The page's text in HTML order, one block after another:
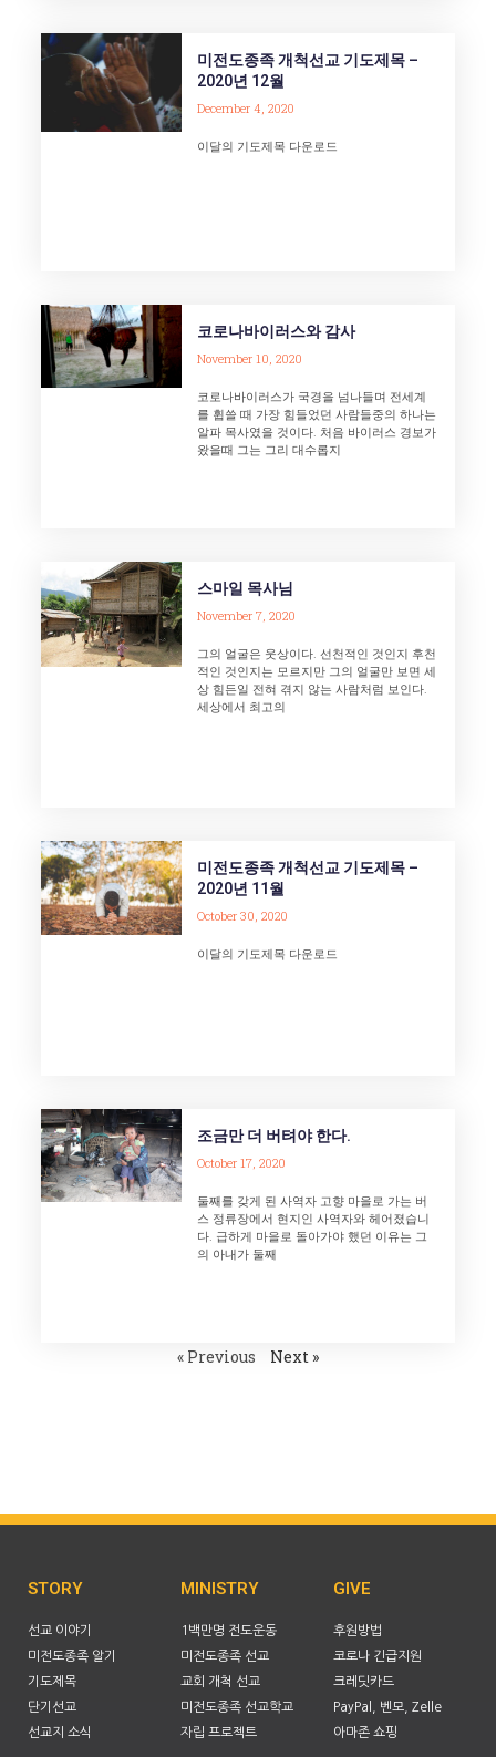
미전도종족 개척선교 기도제목 –
2020년 12월
December 4, 2020
이달의 기도제목 다운로드
코로나바이러스와 감사
November 10, 2020
코로나바이러스가 국경을 넘나들며 전세계
를 휩쓸 때 가장 힘들었던 사람들중의 하나는
알파 목사였을 것이다. 처음 바이러스 경보가
왔을때 그는 그리 대수롭지
스마일 목사님
November 7, 2020
그의 얼굴은 웃상이다. 선천적인 것인지 후천
적인 것인지는 모르지만 그의 얼굴만 보면 세
상 힘든일 전혀 겪지 않는 사람처럼 보인다.
세상에서 최고의
미전도종족 개척선교 기도제목 –
2020년 11월
October 30, 2020
이달의 기도제목 다운로드
조금만 더 버텨야 한다.
October 17, 2020
둘째를 갖게 된 사역자 고향 마을로 가는 버
스 정류장에서 현지인 사역자와 헤어졌습니
다. 급하게 마을로 돌아가야 했던 이유는 그
의 아내가 둘째
« Previous Next »
STORY
선교 이야기
미전도종족 알기
기도제목
단기선교
선교지 소식
MINISTRY
1백만명 전도운동
미전도종족 선교
교회 개척 선교
미전도종족 선교학교
자립 프로젝트
GIVE
후원방법
코로나 긴급지원
크레딧카드
PayPal, 벤모, Zelle
아마존 쇼핑